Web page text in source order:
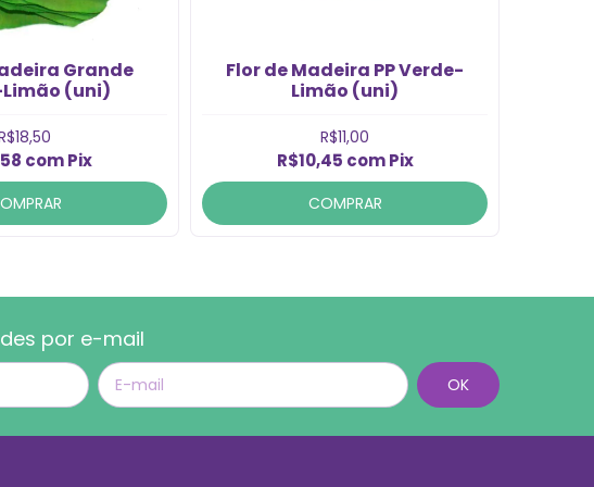
Grande
(uni)
com Pix
Flor de Madeira PP Verde-
Limão (uni)
R$11,00
R$10,45 com Pix
COMPRAR
por e-mail